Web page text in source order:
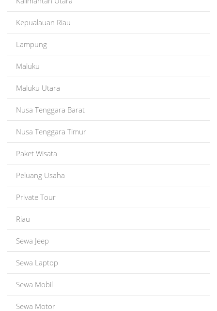
Kepualauan Riau
Lampung
Maluku
Maluku Utara
Nusa Tenggara Barat
Nusa Tenggara Timur
Paket Wisata
Peluang Usaha
Private Tour
Riau
Sewa Jeep
Sewa Laptop
Sewa Mobil
Sewa Motor